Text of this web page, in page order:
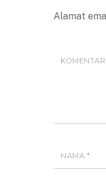
Alamat
KOMENTAR
NAMA *